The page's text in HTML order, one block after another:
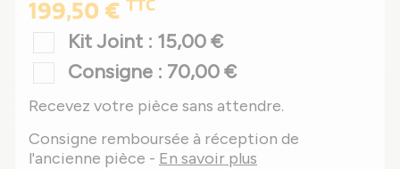
199,50 € TTC
Kit Joint : 15,00 €
Consigne : 70,00 €
Recevez votre pièce sans attendre.
Consigne remboursée à réception de
l'ancienne pièce - En savoir plus